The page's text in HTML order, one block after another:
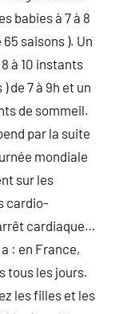
babies à 7 à 8
saisons ). Un
à 10 instants
de 7 à 9h et un
de sommeil.
par la suite
mondiale
sur les
cardio-
cardiaque…
: en France,
tous les jours.
les filles et les